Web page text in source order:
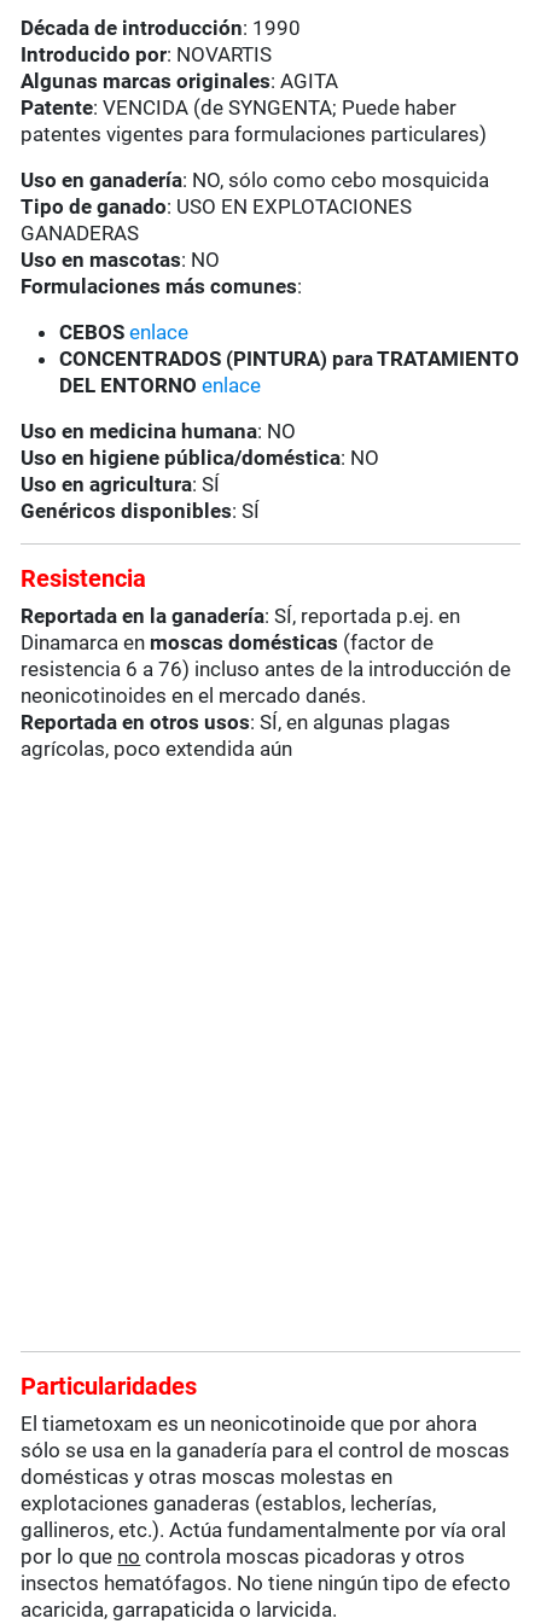
Década de introducción: 1990
Introducido por: NOVARTIS
Algunas marcas originales: AGITA
Patente: VENCIDA (de SYNGENTA; Puede haber
patentes vigentes para formulaciones particulares)
Uso en ganadería: NO, sólo como cebo mosquicida
Tipo de ganado: USO EN EXPLOTACIONES
GANADERAS
Uso en mascotas: NO
Formulaciones más comunes:
CEBOSenlace
CONCENTRADOS (PINTURA) para TRATAMIENTO
DEL ENTORNO enlace
Uso en medicina humana: NO
Uso en higiene pública/doméstica: NO
Uso en agricultura: SÍ
Genéricos disponibles: SÍ
Resistencia
Reportada en la ganadería: SÍ, reportada p.ej. en
Dinamarca en moscas domésticas (factor de
resistencia 6 a 76) incluso antes de la introducción de
neonicotinoides en el mercado danés.
Reportada en otros usos: SÍ, en algunas plagas
agrícolas, poco extendida aún
Particularidades
El tiametoxam es un neonicotinoide que por ahora
sólo se usa en la ganadería para el control de moscas
domésticas y otras moscas molestas en
explotaciones ganaderas (establos, lecherías,
gallineros, etc.). Actúa fundamentalmente por vía oral
por lo que no controla moscas picadoras y otros
insectos hematófagos. No tiene ningún tipo de efecto
acaricida, garrapaticida o larvicida.